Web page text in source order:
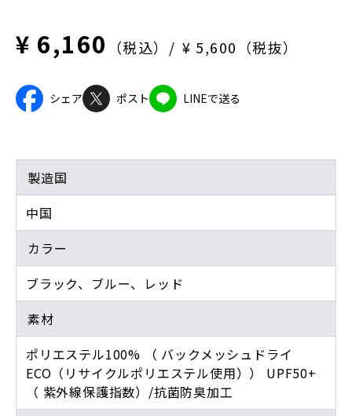
¥ 6,160 （税込） ¥ 5,600（税抜）
シェア ポスト LINEで送る
製造国
中国
カラー
ブラック、ブルー、レッド
素材
ポリエステル100% （ バックメッシュドライ
ECO（リサイクルポリエステル使用）） UPF50+
（ 紫外線保護指数）/抗菌防臭加工